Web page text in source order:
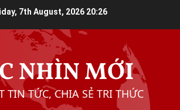
7th August, 2026 20:26
NHÌN MỚI
TIN TỨC, CHIA SẺ TRI THỨC